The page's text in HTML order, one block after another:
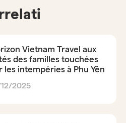
Vietnam Travel aux
des familles touchées
les intempéries à Phu Yên
2025